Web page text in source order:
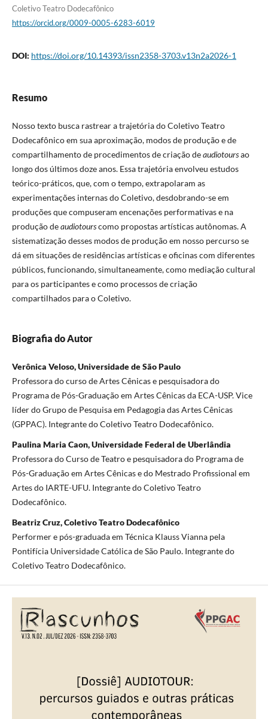
Coletivo Teatro Dodecafônico
https://orcid.org/0009-0005-6283-6019
DOI: https://doi.org/10.14393/issn2358-3703.v13n2a2026-1
Resumo
Nosso texto busca rastrear a trajetória do Coletivo Teatro
Dodecafônico em sua aproximação, modos de produção e de
compartilhamento de procedimentos de criação deaudiotoursao
longo dos últimos doze anos. Essa trajetória envolveu estudos
teórico-práticos, que, com o tempo, extrapolaram as
experimentações internas do Coletivo, desdobrando-se em
produçõesque compuseram encenações performativas e na
produção deaudiotourscomo propostas artísticas autônomas. A
sistematização desses modos de produção em nosso percurso se
dá em situações de residências artísticas e oficinas com diferentes
públicos, funcionando, simultaneamente, como mediação cultural
para os participantes e como processos de criação
compartilhados para o Coletivo.
Biografia do Autor
Verônica Veloso, Universidade de São Paulo
Professora do curso de Artes Cênicas e pesquisadora do
Programa de Pós-Graduação em Artes Cênicas da ECA-USP. Vice
líder do Grupo de Pesquisa em Pedagogia das Artes Cênicas
(GPPAC). Integrante do Coletivo Teatro Dodecafônico.
Paulina Maria Caon, Universidade Federal de Uberlândia
Professora do Curso de Teatro e pesquisadora do Programa de
Pós-Graduação em Artes Cênicas e do Mestrado Profissional em
Artes do IARTE-UFU. Integrante do Coletivo Teatro
Dodecafônico.
Beatriz Cruz, Coletivo Teatro Dodecafônico
Performer e pós-graduada em Técnica Klauss Vianna pela
Pontifícia Universidade Católica de São Paulo. Integrante do
Coletivo Teatro Dodecafônico.